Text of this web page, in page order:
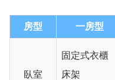
房型 一房型
臥室
固定式衣櫃
床架